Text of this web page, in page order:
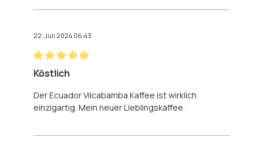
22. Juli 2024 06:43
Bewertung mit 5 von 5 Sternen
Köstlich
Der Ecuador Vilcabamba Kaffee ist wirklich
einzigartig. Mein neuer Lieblingskaffee.